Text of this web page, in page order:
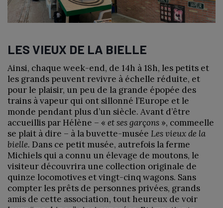
LES VIEUX DE LA BIELLE
Ainsi, chaque week-end, de 14h à 18h, les petits et
les grands peuvent revivre à échelle réduite, et
pour le plaisir, un peu de la grande épopée des
trains à vapeur qui ont sillonné l’Europe et le
monde pendant plus d’un siècle. Avant d’être
accueillis par Hélène – « et ses garçons », commeelle
se plait à dire – à la buvette-musée Les vieux de la
bielle. Dans ce petit musée, autrefois la ferme
Michiels qui a connu un élevage de moutons, le
visiteur découvrira une collection originale de
quinze locomotives et vingt-cinq wagons. Sans
compter les prêts de personnes privées, grands
amis de cette association, tout heureux de voir